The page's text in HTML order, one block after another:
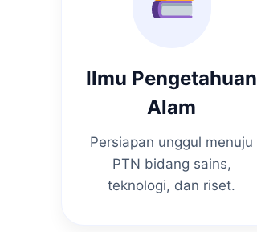
Ilmu Pengetahuan
Alam
Persiapan unggul menuju
PTN bidang sains,
teknologi, dan riset.